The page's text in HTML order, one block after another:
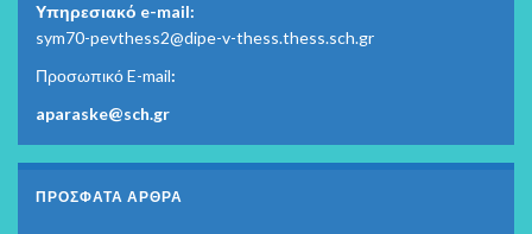
Υπηρεσιακό e-mail:
sym70-pevthess2@dipe-v-thess.thess.sch.gr
Προσωπικό E-mail:
aparaske@sch.gr
ΠΡΌΣΦΑΤΑ ΆΡΘΡΑ